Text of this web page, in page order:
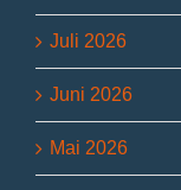
Juli 2026
Juni 2026
Mai 2026